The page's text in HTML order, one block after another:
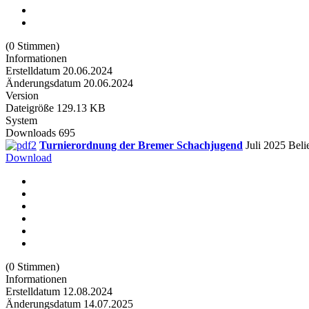
(0 Stimmen)
Informationen
Erstelldatum 20.06.2024
Änderungsdatum 20.06.2024
Version
Dateigröße 129.13 KB
System
Downloads 695
Turnierordnung der Bremer Schachjugend Juli 2025
Download
(0 Stimmen)
Informationen
Erstelldatum 12.08.2024
Änderungsdatum 14.07.2025